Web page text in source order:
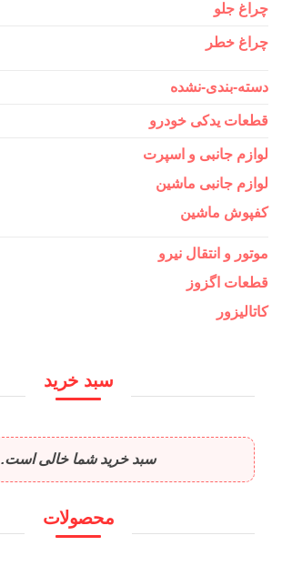
چراغ جلو
چراغ خطر
دسته-بندی-نشده
قطعات یدکی خودرو
لوازم جانبی و اسپرت
لوازم جانبی ماشین
کفپوش ماشین
موتور و انتقال نیرو
قطعات اگزوز
کاتالیزور
سبد خرید
سبد خرید شما خالی است.
محصولات